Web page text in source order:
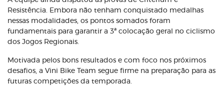
Resistência. Embora não tenham conquistado medalhas
nessas modalidades, os pontos somados foram
fundamentais para garantir a 3ª colocação geral no ciclismo
dos Jogos Regionais.
Motivada pelos bons resultados e com foco nos próximos
desafios, a Vini Bike Team segue firme na preparação para as
futuras competições da temporada.